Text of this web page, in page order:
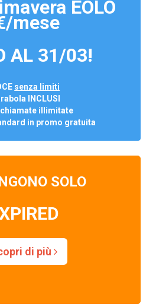
EOLO
mese
AL 31/03!
senza limiti
INCLUSI
chiamate illimitate
in promo gratuita
SOLO
di più